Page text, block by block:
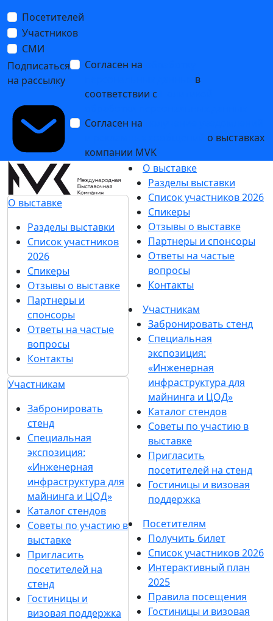
Посетителей
Участников
СМИ
Подписаться
на рассылку
Согласен на
в
соответствии с
Согласен на
о выставках
компании MVK
О выставке
Разделы выставки
Список участников
2026
Спикеры
Отзывы о выставке
Партнеры и
спонсоры
Ответы на частые
вопросы
Контакты
Участникам
Забронировать
стенд
Специальная
экспозиция:
«Инженерная
инфраструктура для
майнинга и ЦОД»
Каталог стендов
Советы по участию в
выставке
Пригласить
посетителей на
стенд
Гостиницы и
визовая поддержка
О выставке
Разделы выставки
Список участников 2026
Спикеры
Отзывы о выставке
Партнеры и спонсоры
Ответы на частые
вопросы
Контакты
Участникам
Забронировать стенд
Специальная
экспозиция:
«Инженерная
инфраструктура для
майнинга и ЦОД»
Каталог стендов
Советы по участию в
выставке
Пригласить
посетителей на стенд
Гостиницы и визовая
поддержка
Посетителям
Получить билет
Список участников 2026
Интерактивный план
2025
Правила посещения
Гостиницы и визовая